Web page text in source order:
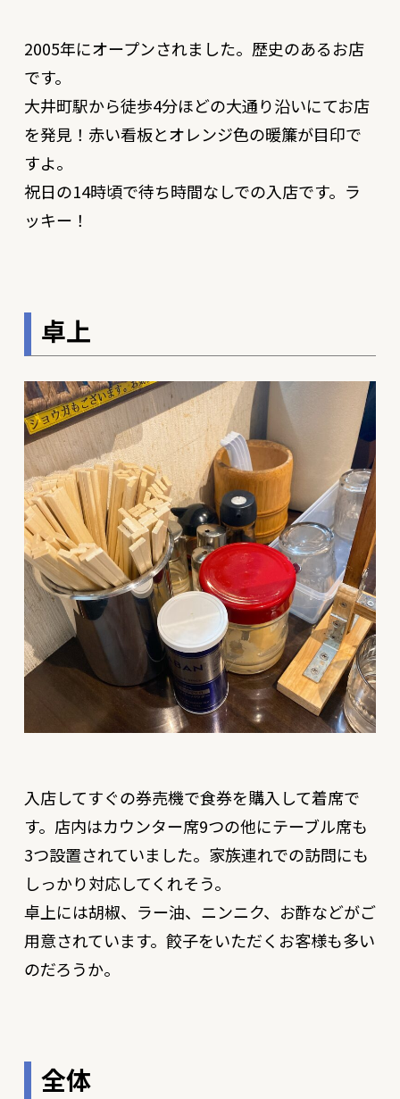
2005年にオープンされました。歴史のあるお店
です。
大井町駅から徒歩4分ほどの大通り沿いにてお店
を発見！赤い看板とオレンジ色の暖簾が目印で
すよ。
祝日の14時頃で待ち時間なしでの入店です。ラ
ッキー！
卓上
入店してすぐの券売機で食券を購入して着席で
す。店内はカウンター席9つの他にテーブル席も
3つ設置されていました。家族連れでの訪問にも
しっかり対応してくれそう。
卓上には胡椒、ラー油、ニンニク、お酢などがご
用意されています。餃子をいただくお客様も多い
のだろうか。
全体